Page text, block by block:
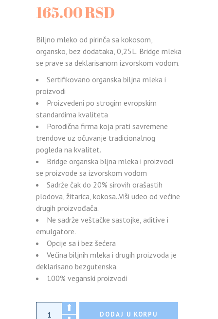
165.00RSD
Biljno mleko od pirinča sa kokosom,
organsko, bez dodataka, 0,25L. Bridge mleka
se prave sa deklarisanom izvorskom vodom.
Sertifikovano organska biljna mleka i
proizvodi
Proizvedeni po strogim evropskim
standardima kvaliteta
Porodična firma koja prati savremene
trendove uz očuvanje tradicionalnog
pogleda na kvalitet.
Bridge organska bljna mleka i proizvodi
se proizvode sa izvorskom vodom
Sadrže čak do 20% sirovih orašastih
plodova, žitarica, kokosa..Viši udeo od većine
drugih proizvođača.
Ne sadrže veštačke sastojke, aditive i
emulgatore.
Opcije sa i bez šećera
Većina biljnih mleka i drugih proizvoda je
deklarisano bezgutenska.
100% veganski proizvodi
Organsko pirinčano biljno mleko sa
DODAJ U KORPU